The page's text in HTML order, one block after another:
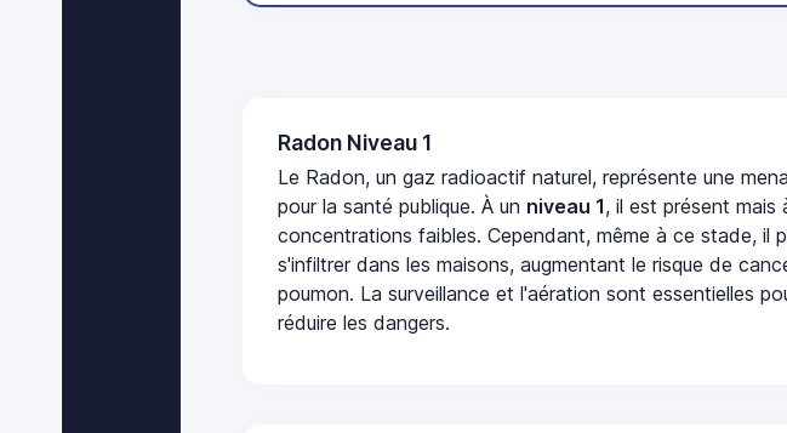
Radon Niveau 1
Le Radon, un gaz radioactif naturel, représente une
pour la santé publique. À un niveau 1, il est présent mais
concentrations faibles. Cependant, même à ce stade, il
s'infiltrer dans les maisons, augmentant le risque de
poumon. La surveillance et l'aération sont essentielles
réduire les dangers.